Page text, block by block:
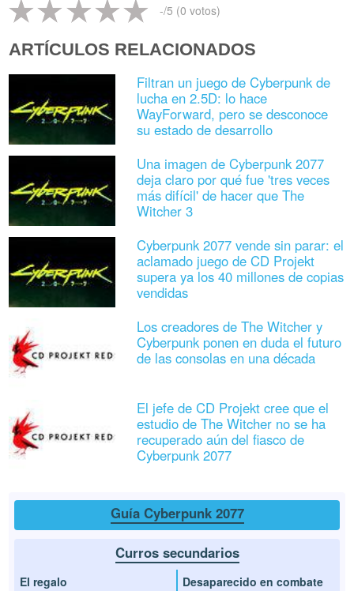
-/5 (0 votos)
ARTÍCULOS RELACIONADOS
Filtran un juego de Cyberpunk de
lucha en 2.5D: lo hace
WayForward, pero se desconoce
su estado de desarrollo
Una imagen de Cyberpunk 2077
deja claro por qué fue 'tres veces
más difícil' de hacer que The
Witcher 3
Cyberpunk 2077 vende sin parar: el
aclamado juego de CD Projekt
supera ya los 40 millones de copias
vendidas
Los creadores de The Witcher y
Cyberpunk ponen en duda el futuro
de las consolas en una década
El jefe de CD Projekt cree que el
estudio de The Witcher no se ha
recuperado aún del fiasco de
Cyberpunk 2077
Guía Cyberpunk 2077
Curros secundarios
El regalo
Desaparecido en combate